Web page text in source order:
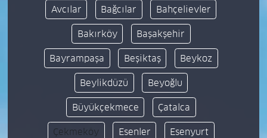
Avcılar Bağcılar Bahçelievler
Bakırköy Başakşehir
Bayrampaşa Beşiktaş Beykoz
Beylikdüzü Beyoğlu
Büyükçekmece Çatalca
Çekmeköy Esenler Esenyurt